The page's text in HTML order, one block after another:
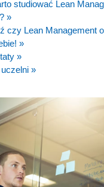
studiować Lean
»
czy Lean Management
»
»
»